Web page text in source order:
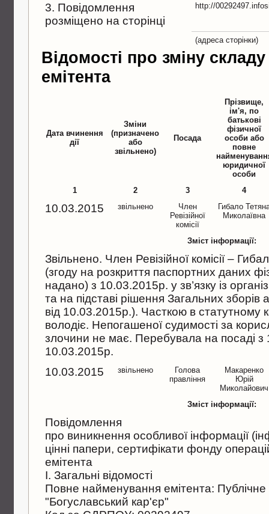
3. Повідомлення
розміщено на сторінці
http://
(адреса сторінки)
Відомості про зміну
емітента
Дата вчинення
дії
Зміни
(призначено
або
звільнено)
Посада
Прізвище,
ім'я, по
батькові
фізичної
особи або
повне
юридичної
особи
1
2 3 4
10.03.2015 звільнено
Член
Ревiзiйної
комiсiї
Гибало
Миколаївна
Зміст інформації:
Звiльнено. Член Ревiзiйної комiсiї –
(згоду на розкриття паспортних даних
надано) з 10.03.2015р. у зв’язку iз
та на пiдставi рiшення Загальних
вiд 10.03.2015р.). Часткою в статутному
володiє. Непогашеної судимостi за
злочини не має. Перебувала на посадi з
10.03.2015р.
10.03.2015
звільнено
Голова
правлiння
Макаренко
Юрiй
Миколайович
Зміст інформації:
Повiдомлення
про виникнення особливої iнформацiї
цiннi папери, сертифiкати фонду
емiтента
I. Загальнi вiдомостi
Повне найменування емiтента: Публiчне
"Богуславський кар'єр"